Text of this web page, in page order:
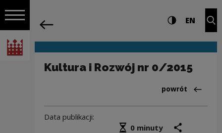
Włącz nawigację
Narodowe Centrum Kultury
Nawigacja Ustawienia i Wysoki
EN
Kultura i Rozwój nr 0/2015
Powrót
powrót
Data publikacji:
Średni czas czytania
0 minuty